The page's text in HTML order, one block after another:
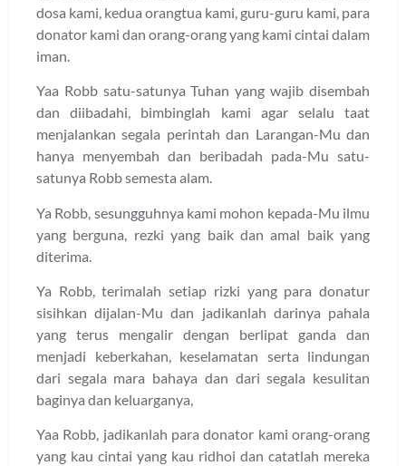
dosa kami, kedua orangtua kami, guru-guru kami, para
donator kami dan orang-orang yang kami cintai dalam
iman.
Yaa Robb satu-satunya Tuhan yang wajib disembah
dan diibadahi, bimbinglah kami agar selalu taat
menjalankan segala perintah dan Larangan-Mu dan
hanya menyembah dan beribadah pada-Mu satu-
satunya Robb semesta alam.
Ya Robb, sesungguhnya kami mohon kepada-Mu ilmu
yang berguna, rezki yang baik dan amal baik yang
diterima.
Ya Robb, terimalah setiap rizki yang para donatur
sisihkan dijalan-Mu dan jadikanlah darinya pahala
yang terus mengalir dengan berlipat ganda dan
menjadi keberkahan, keselamatan serta lindungan
dari segala mara bahaya dan dari segala kesulitan
baginya dan keluarganya,
Yaa Robb, jadikanlah para donator kami orang-orang
yang kau cintai yang kau ridhoi dan catatlah mereka